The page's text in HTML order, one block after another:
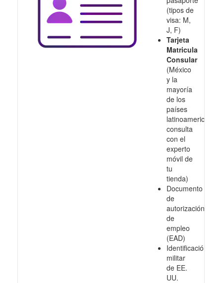
(tipos de
visa: M,
J, F)
Tarjeta
Matricula
Consular
(México
y la
mayoría
de los
países
latinoamericanos,
consulta
con el
experto
móvil de
tu
tienda)
Documento
de
autorización
de
empleo
(EAD)
Identificación
militar
de EE.
UU.